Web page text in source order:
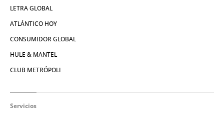
LETRA GLOBAL
ATLÁNTICO HOY
CONSUMIDOR GLOBAL
HULE & MANTEL
CLUB METRÓPOLI
Servicios